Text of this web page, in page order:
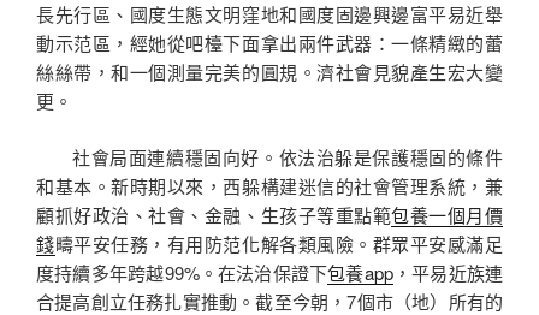
長先行區、國度生態文明窪地和國度固邊興邊富平易近舉
動示范區，經她從吧檯下面拿出兩件武器：一條精緻的蕾
絲絲帶，和一個測量完美的圓規。濟社會見貌產生宏大變
更。
社會局面連續穩固向好。依法治躲是保護穩固的條件
和基本。新時期以來，西躲構建迷信的社會管理系統，兼
顧抓好政治、社會、金融、生孩子等重點範包養一個月價
錢疇平安任務，有用防范化解各類風險。群眾平安感滿足
度持續多年跨越99%。在法治保證下包養app，平易近族連
合提高創立任務扎實推動。截至今朝，7個市（地）所有的